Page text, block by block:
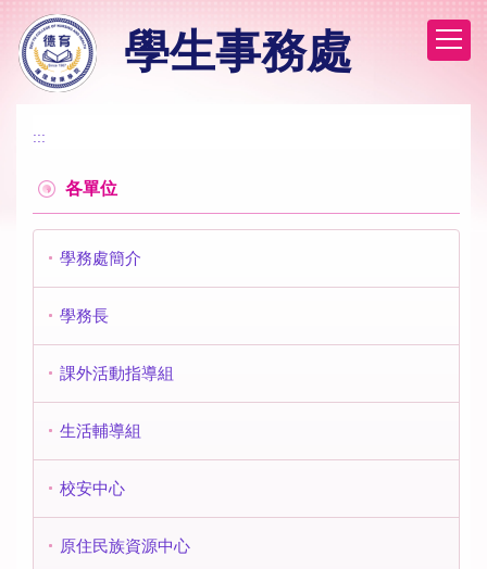
到
主
學生事務處
:::
各單位
學務處簡介
學務長
課外活動指導組
生活輔導組
校安中心
原住民族資源中心